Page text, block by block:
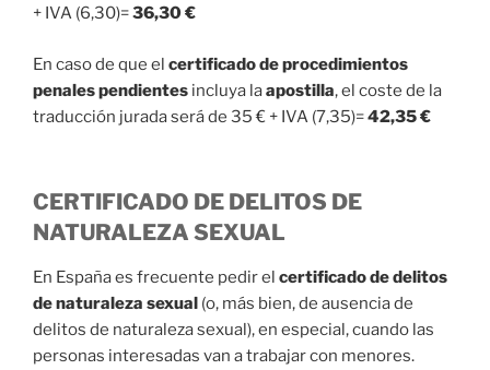
+ IVA (6,30)=36,30 €
En caso de que el certificado de procedimientos
penales pendientes incluya laapostilla, el coste de la
traducción jurada será de 35 € + IVA (7,35)=42,35 €
CERTIFICADO DE DELITOS DE
NATURALEZA SEXUAL
En España es frecuente pedir el certificado de delitos
de naturaleza sexual (o, más bien, de ausencia de
delitos de naturaleza sexual), en especial, cuando las
personas interesadas van a trabajar con menores.